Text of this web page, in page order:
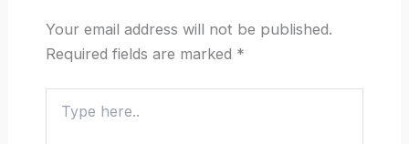
Your email address will not be published.
Required fields are marked *
here..